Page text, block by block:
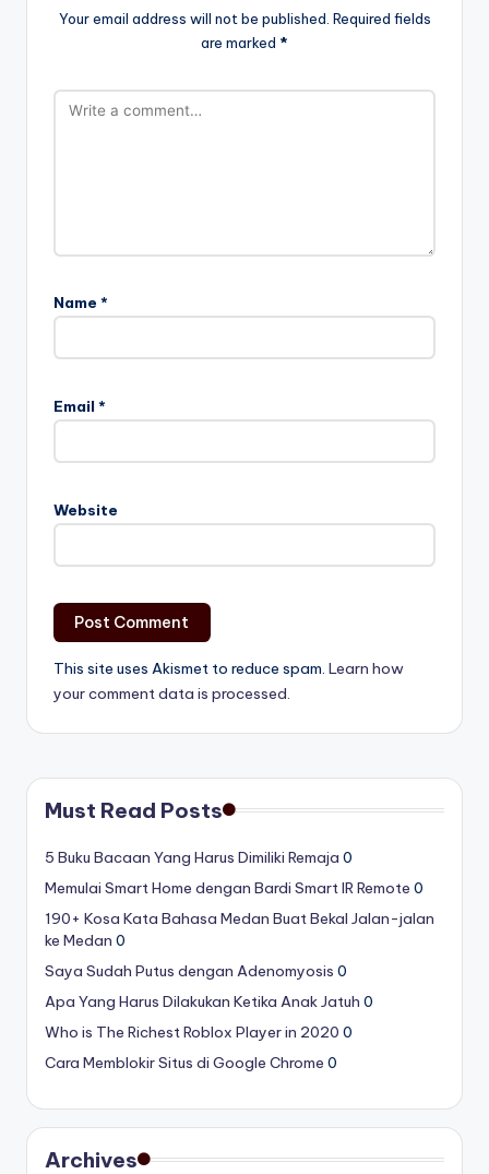
Your email address will not be published. Required fields
are marked *
Name *
Email *
Website
This site uses Akismet to reduce spam. Learn how
your comment data is processed.
Must Read Posts
5 Buku Bacaan Yang Harus Dimiliki Remaja 0
Memulai Smart Home dengan Bardi Smart IR Remote 0
190+ Kosa Kata Bahasa Medan Buat Bekal Jalan-jalan
ke Medan 0
Saya Sudah Putus dengan Adenomyosis 0
Apa Yang Harus Dilakukan Ketika Anak Jatuh 0
Who is The Richest Roblox Player in 2020 0
Cara Memblokir Situs di Google Chrome 0
Archives